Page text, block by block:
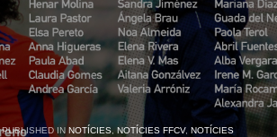
PUBLISHED IN NOTÍCIES, NOTÍCIES FFCV, NOTÍCIES